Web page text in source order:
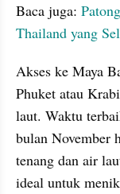
Baca juga:
Thailand yang
Akses ke Maya
Phuket atau
laut. Waktu
bulan November
tenang dan air
ideal untuk